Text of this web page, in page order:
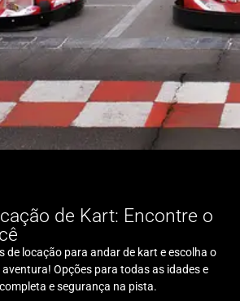
de Kart: Encontre o
de locação para andar de kart e escolha o
Opções para todas as idades e
e segurança na pista.